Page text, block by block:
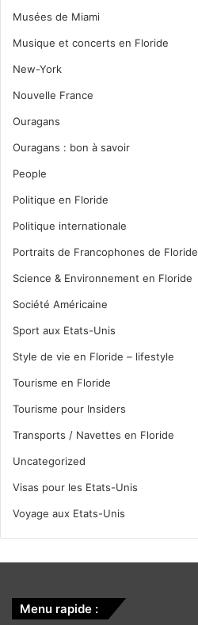
Musées de Miami
Musique et concerts en Floride
New-York
Nouvelle France
Ouragans
Ouragans : bon à savoir
People
Politique en Floride
Politique internationale
Portraits de Francophones de Floride
Science & Environnement en Floride
Société Américaine
Sport aux Etats-Unis
Style de vie en Floride – lifestyle
Tourisme en Floride
Tourisme pour Insiders
Transports / Navettes en Floride
Uncategorized
Visas pour les Etats-Unis
Voyage aux Etats-Unis
Menu rapide :